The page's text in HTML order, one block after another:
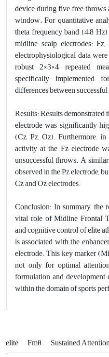
device during five free
window. For quantitative
theta frequency band (4–8
midline scalp electrodes:
electrophysiological data
robust 2×3×4 repeated
specifically implemented
differences between
Results: Results
electrode was significantly
(Cz, Pz, Oz). Furthermore,
activity at the Fz electrode
unsuccessful throws. A
observed in the Pz electrode,
Cz and Oz electrodes.
Conclusion: In summary, the
vital role of Midline Frontal
and cognitive control of elite
is associated with the
electrode. This key marker
not only for optimal
formulation and
within the domain of sports
elite Fmθ Sustained